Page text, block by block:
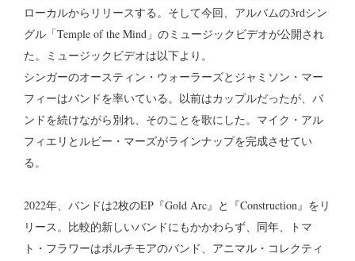
ローカルからリリースする。そして今回、アルバムの3rdシン
グル「Temple of the Mind」のミュージックビデオが公開され
た。ミュージックビデオは以下より。
シンガーのオースティン・ウォーラーズとジャミソン・マー
フィーはバンドを率いている。以前はカップルだったが、バ
ンドを続けながら別れ、そのことを歌にした。マイク・アル
フィエリとルビー・マーズがラインナップを完成させてい
る。
2022年、バンドは2枚のEP『Gold Arc』と『Construction』をリ
リース。比較的新しいバンドにもかかわらず、同年、トマ
ト・フラワーはボルチモアのバンド、アニマル・コレクティ